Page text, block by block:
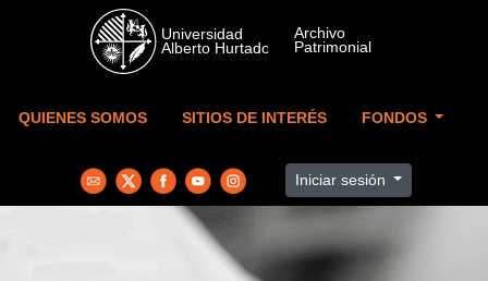
Skip to main content
QUIENES SOMOS SITIOS DE INTERÉS FONDOS
Iniciar sesión